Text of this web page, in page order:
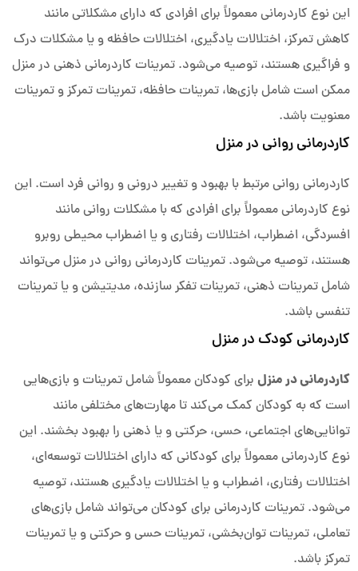
این نوع کاردرمانی معمولاً برای افرادی که دارای مشکلاتی مانند
کاهش تمرکز، اختلالات یادگیری، اختلالات حافظه و یا مشکلات درک
و فراگیری هستند، توصیه می‌شود. تمرینات کاردرمانی ذهنی در منزل
ممکن است شامل بازی‌ها، تمرینات حافظه، تمرینات تمرکز و تمرینات
معنویت باشد.
کاردرمانی روانی در منزل
کاردرمانی روانی مرتبط با بهبود و تغییر درونی و روانی فرد است. این
نوع کاردرمانی معمولاً برای افرادی که با مشکلات روانی مانند
افسردگی، اضطراب، اختلالات رفتاری و یا اضطراب محیطی روبرو
هستند، توصیه می‌شود. تمرینات کاردرمانی روانی در منزل می‌تواند
شامل تمرینات ذهنی، تمرینات تفکر سازنده، مدیتیشن و یا تمرینات
تنفسی باشد.
کاردرمانی کودک در منزل
کاردرمانی در منزلبرای کودکان معمولاً شامل تمرینات و بازی‌هایی
است که به کودکان کمک می‌کند تا مهارت‌های مختلفی مانند
توانایی‌های اجتماعی، حسی، حرکتی و یا ذهنی را بهبود بخشند. این
نوع کاردرمانی معمولاً برای کودکانی که دارای اختلالات توسعه‌ای،
اختلالات رفتاری، اضطراب و یا اختلالات یادگیری هستند، توصیه
می‌شود. تمرینات کاردرمانی برای کودکان می‌تواند شامل بازی‌های
تعاملی، تمرینات توان‌بخشی، تمرینات حسی و حرکتی و یا تمرینات
تمرکز باشد.